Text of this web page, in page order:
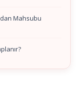
Mahsubu